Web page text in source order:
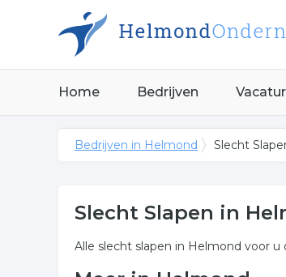
Home Bedrijven
Bedrijven in Helmond Slecht
Slecht Slapen in
Alle slecht slapen in Helmond voor